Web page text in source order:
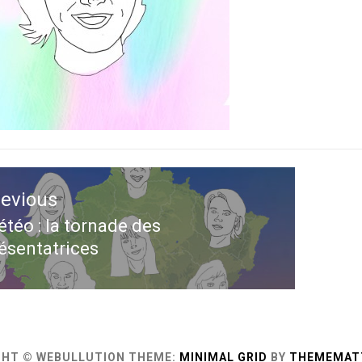
: la tornade des
© WEBULLUTION THEME: MINIMAL GRID BY